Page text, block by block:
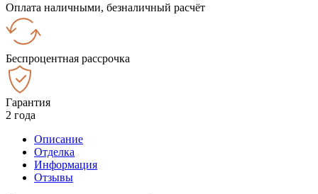
Оплата наличными, безналичный расчёт
Беспроцентная рассрочка
Гарантия
2 года
Описание
Отделка
Информация
Отзывы